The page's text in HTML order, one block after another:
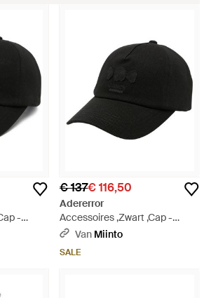
-
€ 137€ 116,50
Adererror
Accessoires ,Zwart ,Cap -
Zwart
Van Miinto
SALE